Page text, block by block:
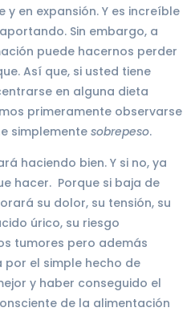
en expansión. Y es increíble
Sin embargo, a
puede hacernos perder
Así que, si usted tiene
en alguna dieta
primeramente observarse
simplemente sobrepeso.
haciendo bien. Y si no, ya
hacer. Porque si baja de
su dolor, su tensión, su
úrico, su riesgo
tumores pero además
el simple hecho de
y haber conseguido el
de la alimentación